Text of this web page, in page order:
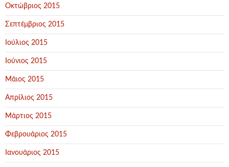
Οκτώβριος 2015
Σεπτέμβριος 2015
Ιούλιος 2015
Ιούνιος 2015
Μάιος 2015
Απρίλιος 2015
Μάρτιος 2015
Φεβρουάριος 2015
Ιανουάριος 2015